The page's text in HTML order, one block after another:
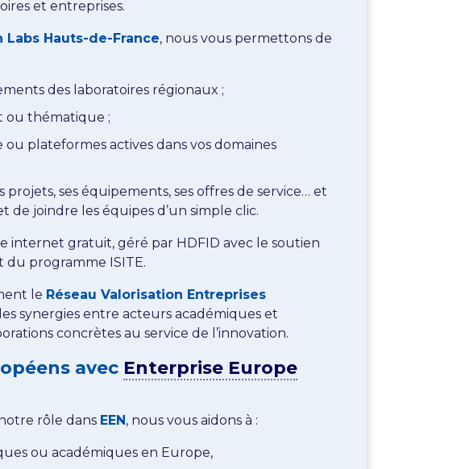
et entreprises.
Labs Hauts-de-France, nous vous permettons de
des laboratoires régionaux ;
ou thématique ;
plateformes actives dans vos domaines
ses équipements, ses offres de service… et
joindre les équipes d’un simple clic.
internet gratuit, géré par HDFID avec le soutien
du programme ISITE.
le Réseau Valorisation Entreprises
synergies entre acteurs académiques et
concrètes au service de l’innovation.
avec Enterprise Europe
rôle dans EEN, nous vous aidons à :
ou académiques en Europe,